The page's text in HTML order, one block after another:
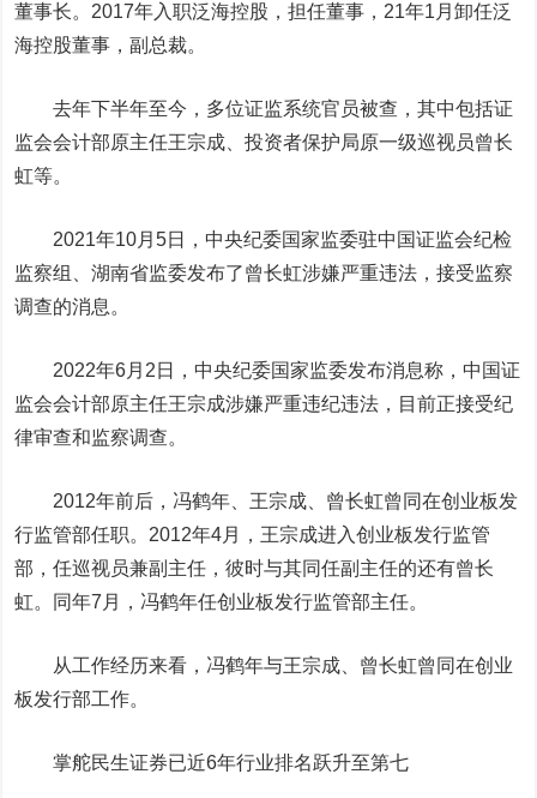
董事长。2017年入职泛海控股 ，担任董事，21年1月卸任泛
海控股董事，副总裁。
去年下半年至今，多位证监系统官员被查，其中包括证
监会会计部原主任王宗成、投资者保护局原一级巡视员曾长
虹等。
2021年10月5日 ， 中央纪委国家监委驻中国证监会纪检
监察组
、湖南省监委发布了曾长虹涉嫌严重违法 ，接受监察
调查的消息。
2022年6月2日，中央纪委国家监委发布消息称，中国证
监会会计部原主任王宗成涉嫌严重违纪违法，目前正接受纪
律审查和监察调查。
2012年前后，冯鹤年、王宗成、曾长虹曾同在创业板发
行监管部任职。2012年4月，王宗成进入创业板发行监管
部，任巡视员兼副主任，彼时与其同任副主任的还有曾长
虹。同年7月，冯鹤年任创业板发行监管部主任。
从工作经历来看，冯鹤年与王宗成、曾长虹曾同在创业
板发行部工作。
掌舵民生证券已近6年行业排名跃升至第七